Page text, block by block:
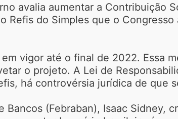
avalia aumentar a Contribuição
Refis do Simples que o
vigor até o final de 2022. Essa
o projeto. A Lei de
há controvérsia jurídica de que
Bancos (Febraban), Isaac Sidney,